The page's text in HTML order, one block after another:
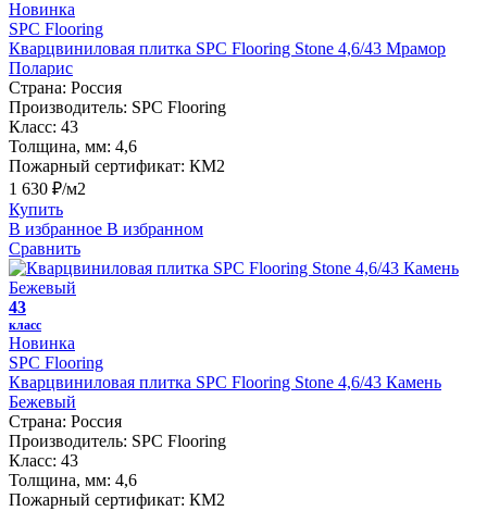
Новинка
SPC Flooring
Кварцвиниловая плитка SPC Flooring Stone 4,6/43 Мрамор
Поларис
Страна: Россия
Производитель: SPC Flooring
Класс: 43
Толщина, мм: 4,6
Пожарный сертификат: КМ2
1 630 ₽/м2
Купить
В избранное В избранном
Сравнить
43
класс
Новинка
SPC Flooring
Кварцвиниловая плитка SPC Flooring Stone 4,6/43 Камень
Бежевый
Страна: Россия
Производитель: SPC Flooring
Класс: 43
Толщина, мм: 4,6
Пожарный сертификат: КМ2